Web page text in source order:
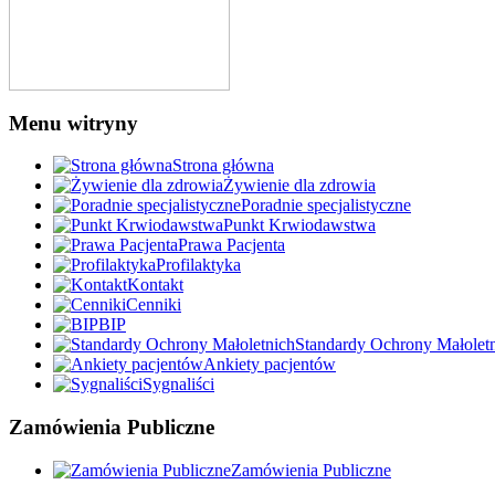
Menu witryny
Strona główna
Żywienie dla zdrowia
Poradnie specjalistyczne
Punkt Krwiodawstwa
Prawa Pacjenta
Profilaktyka
Kontakt
Cenniki
BIP
Standardy Ochrony
Ankiety pacjentów
Sygnaliści
Zamówienia Publiczne
Zamówienia Publiczne